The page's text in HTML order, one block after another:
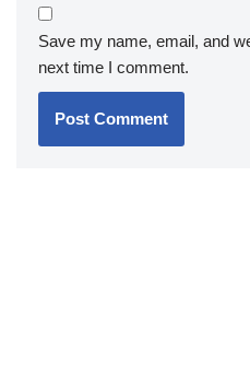
Save my name, email, and
next time I comment.